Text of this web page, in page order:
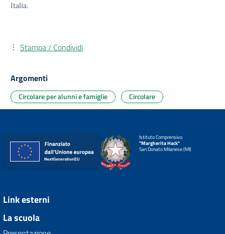
Italia.
Stampa / Condividi
Argomenti
Circolare per alunni e famiglie Circolare
Istituto Comprensivo
"Margherita Hack"
San Donato Milanese (MI)
Link esterni
La scuola